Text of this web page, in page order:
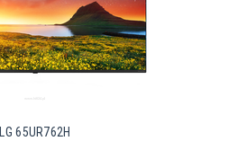
LG 65UR762H